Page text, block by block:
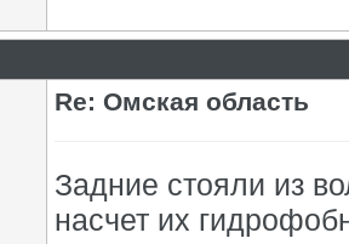
Re: Омская область
Задние стояли из
насчет их